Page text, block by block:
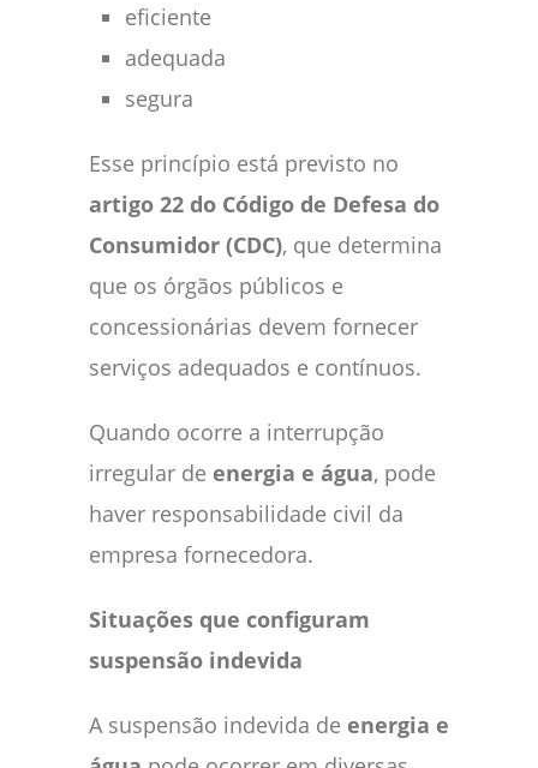
eficiente
adequada
segura
Esse princípio está previsto no
artigo 22 do Código de Defesa do
Consumidor (CDC), que determina
que os órgãos públicos e
concessionárias devem fornecer
serviços adequados e contínuos.
Quando ocorre a interrupção
irregular de energia e água, pode
haver responsabilidade civil da
empresa fornecedora.
Situações que configuram
suspensão indevida
A suspensão indevida de energia e